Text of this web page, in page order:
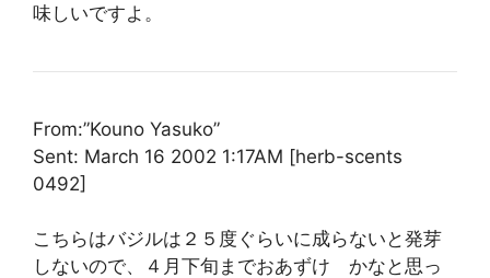
味しいですよ。
From:”Kouno Yasuko”
Sent: March 16 2002 1:17AM [herb-scents
0492]
こちらはバジルは２５度ぐらいに成らないと発芽
しないので、４月下旬までおあずけ かなと思っ